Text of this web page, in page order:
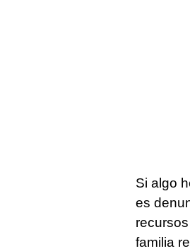
Si algo
es
familia